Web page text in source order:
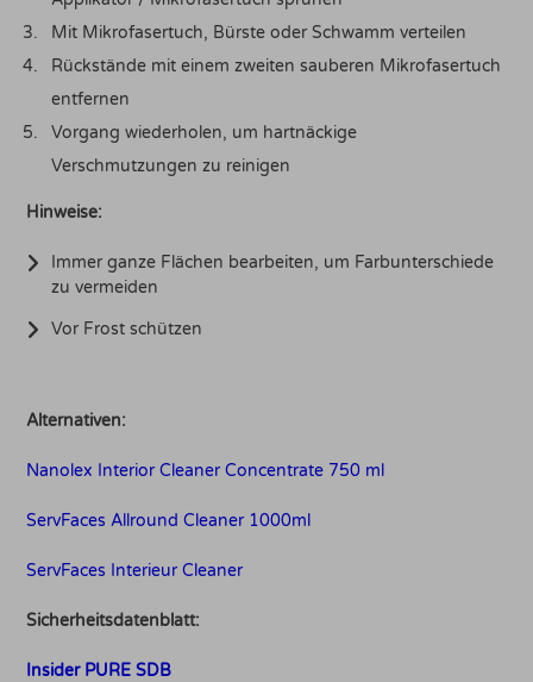
Mit Mikrofasertuch, Bürste oder Schwamm verteilen
Rückstände mit einem zweiten sauberen Mikrofasertuch
entfernen
Vorgang wiederholen, um hartnäckige
Verschmutzungen zu reinigen
Hinweise:
Immer ganze Flächen bearbeiten, um Farbunterschiede
zu vermeiden
Vor Frost schützen
Alternativen:
Nanolex Interior Cleaner Concentrate 750 ml
ServFaces Allround Cleaner 1000ml
ServFaces Interieur Cleaner
Sicherheitsdatenblatt:
Insider PURE SDB